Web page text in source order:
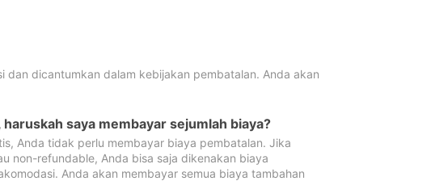
dicantumkan dalam kebijakan pembatalan. Anda akan
saya membayar sejumlah biaya?
Anda tidak perlu membayar biaya pembatalan. Jika
non-refundable, Anda bisa saja dikenakan biaya
Anda akan membayar semua biaya tambahan